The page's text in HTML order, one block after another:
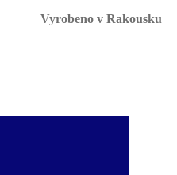
Vyrobeno v Rakousku